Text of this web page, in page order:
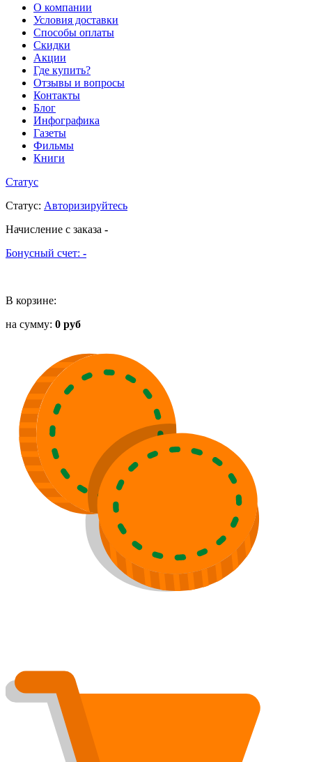
О компании
Условия доставки
Способы оплаты
Скидки
Акции
Где купить?
Отзывы и вопросы
Контакты
Блог
Инфографика
Газеты
Фильмы
Книги
Статус
Статус: Авторизируйтесь
Начисление с заказа -
Бонусный счет: -
В корзине:
на сумму: 0 руб